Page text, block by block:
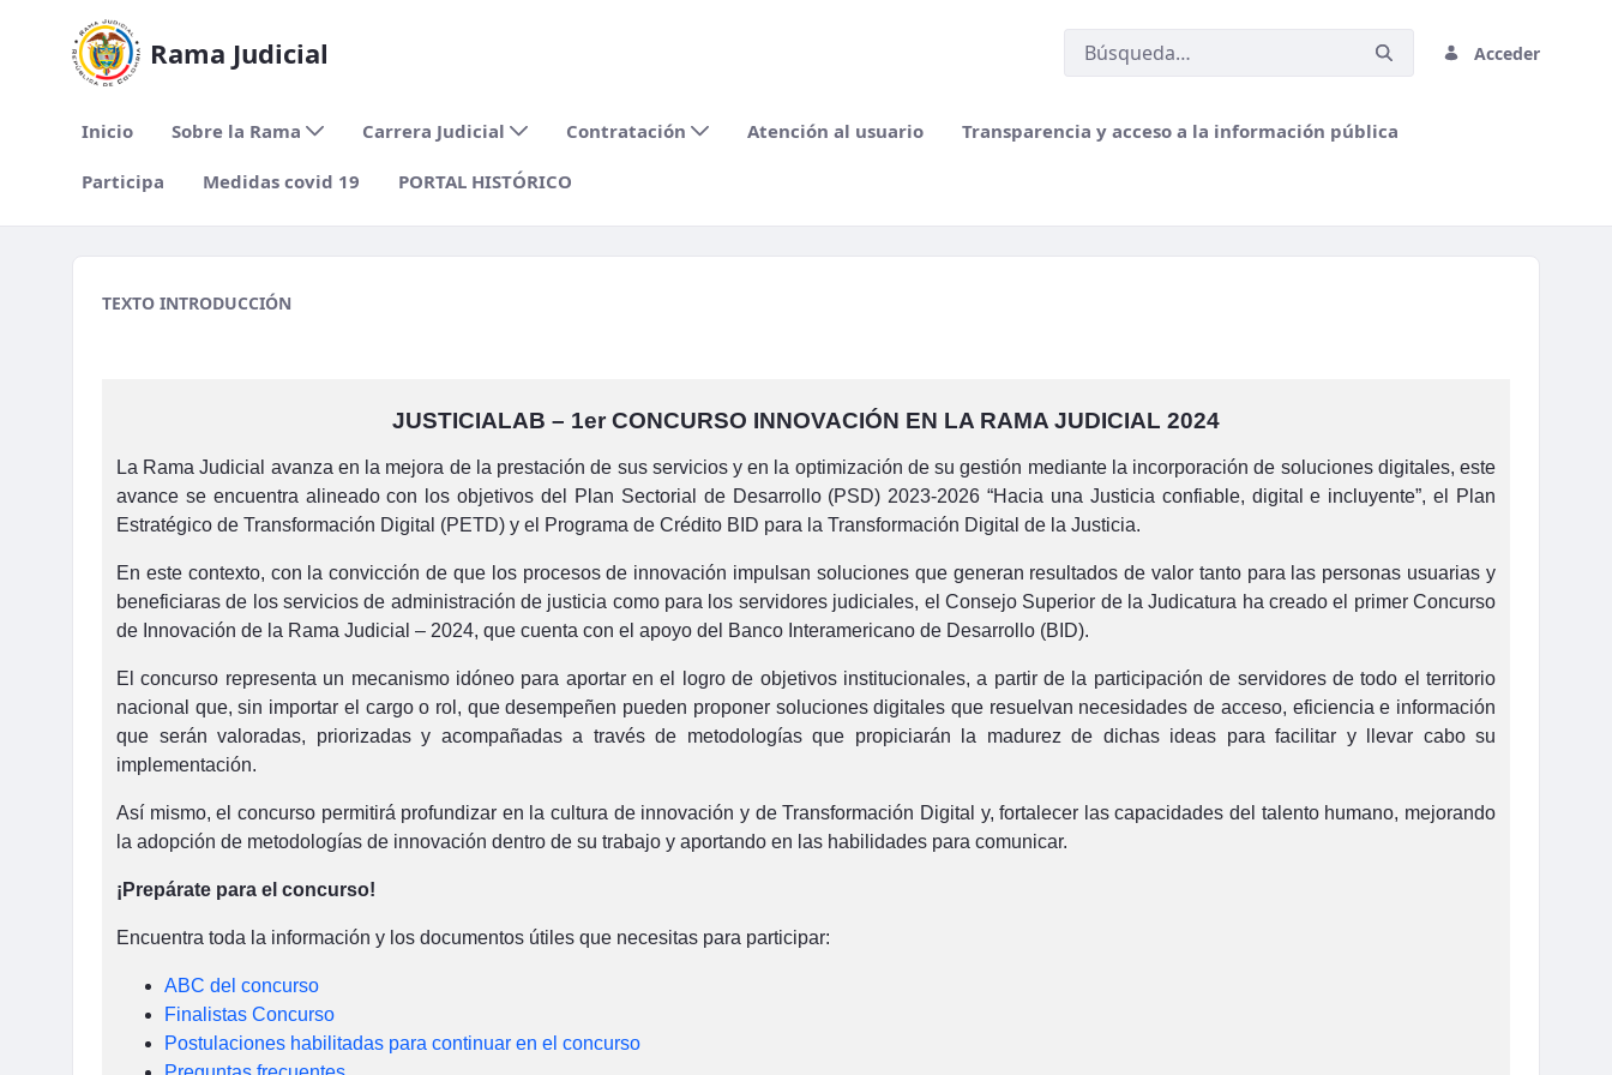
Rama Judicial Acceder
Inicio Sobre la Rama Carrera Judicial Contratación Atención al usuario Transparencia y acceso a la información pública
Participa Medidas covid 19 PORTAL HISTÓRICO
migracion2
TEXTO INTRODUCCIÓN
JUSTICIALAB – 1er CONCURSO INNOVACIÓN EN LA RAMA JUDICIAL 2024
La Rama Judicial avanza en la mejora de la prestación de sus servicios y en la optimización de su gestión mediante la incorporación de soluciones digitales, este
avance se encuentra alineado con los objetivos del Plan Sectorial de Desarrollo (PSD) 2023-2026 “Hacia una Justicia confiable, digital e incluyente”, el Plan
Estratégico de Transformación Digital (PETD) y el Programa de Crédito BID para la Transformación Digital de la Justicia.
En este contexto, con la convicción de que los procesos de innovación impulsan soluciones que generan resultados de valor tanto para las personas usuarias y
beneficiaras de los servicios de administración de justicia como para los servidores judiciales, el Consejo Superior de la Judicatura ha creado el primer Concurso
de Innovación de la Rama Judicial – 2024, que cuenta con el apoyo del Banco Interamericano de Desarrollo (BID).
El concurso representa un mecanismo idóneo para aportar en el logro de objetivos institucionales, a partir de la participación de servidores de todo el territorio
nacional que, sin importar el cargo o rol, que desempeñen pueden proponer soluciones digitales que resuelvan necesidades de acceso, eficiencia e información
que serán valoradas, priorizadas y acompañadas a través de metodologías que propiciarán la madurez de dichas ideas para facilitar y llevar cabo su
implementación.
Así mismo, el concurso permitirá profundizar en la cultura de innovación y de Transformación Digital y, fortalecer las capacidades del talento humano, mejorando
la adopción de metodologías de innovación dentro de su trabajo y aportando en las habilidades para comunicar.
¡Prepárate para el concurso!
Encuentra toda la información y los documentos útiles que necesitas para participar:
ABC del concurso
Finalistas Concurso
Postulaciones habilitadas para continuar en el concurso